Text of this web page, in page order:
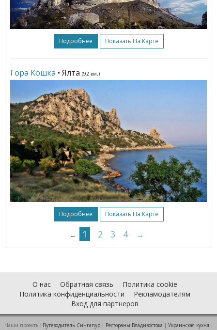
Подробнее Показать На Карте
Гора Кошка • Ялта (92 км.)
Подробнее Показать На Карте
← 1 2 3 4 →
О нас Обратная связь
Политика cookie
Политика конфиденциальности
Рекламодателям
Вход для партнеров
Наши проекты: Путеводитель Сингапур| Рестораны Владивостока | Украинская кухня |